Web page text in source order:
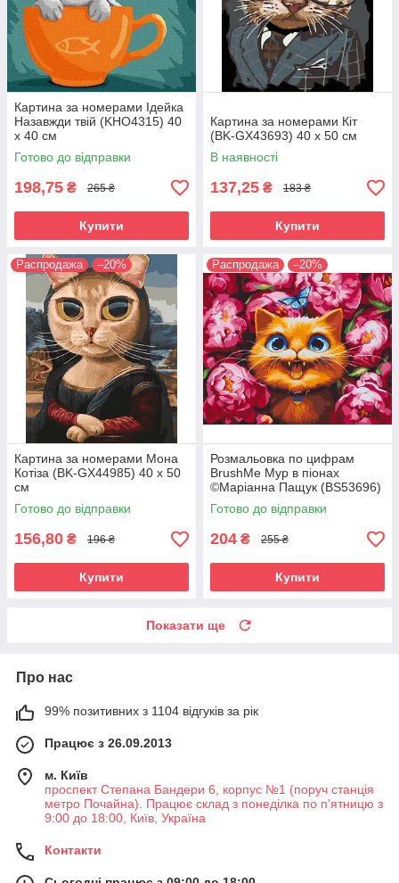
Картина за номерами Ідейка
Назавжди твій (KHO4315) 40
х 40 см
Готово до відправки
198,75 ₴ 265 ₴
Купити
Картина за номерами Кіт
(BK-GX43693) 40 х 50 см
В наявності
137,25 ₴ 183 ₴
Купити
Распродажа –20%
Картина за номерами Мона
Котіза (BK-GX44985) 40 х 50
см
Готово до відправки
156,80 ₴ 196 ₴
Купити
Распродажа –20%
Розмальовка по цифрам
BrushMe Мур в піонах
©Маріанна Пащук (BS53696)
40 х 50 см
Готово до відправки
204 ₴ 255 ₴
Купити
Показати ще
Про нас
99% позитивних з 1104 відгуків за рік
Працює з 26.09.2013
м. Київ
проспект Степана Бандери 6, корпус №1 (поруч станція
метро Почайна). Працює склад з понеділка по п'ятницю з
9:00 до 18:00, Київ, Україна
Контакти